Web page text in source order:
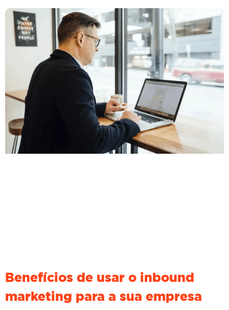
Benefícios de usar o inbound
marketing para a sua empresa